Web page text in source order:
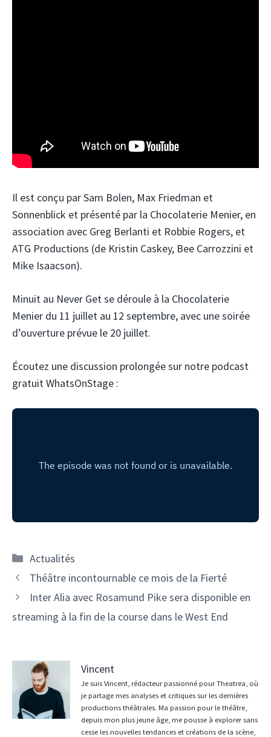
Il est conçu par Sam Bolen, Max Friedman et
Sonnenblick et présenté par la Chocolaterie Menier, en
association avec Greg Berlanti et Robbie Rogers, et
ATG Productions (de Kristin Caskey, Bee Carrozzini et
Mike Isaacson).
Minuit au Never Get se déroule à la Chocolaterie
Menier du 11 juillet au 12 septembre, avec une soirée
d’ouverture prévue le 20 juillet.
Écoutez une discussion prolongée sur notre podcast
gratuit WhatsOnStage :
Catégories
Actualités
Théâtre incontournable ce mois de la Fierté
Inter Alia avec Rosamund Pike sera disponible en
streaming à la fin de la course dans le West End
Vincent
Je suis Vincent, rédacteur passionné pour Theatrea, où
je partage mes analyses et critiques sur les dernières
productions théâtrales. Ma passion pour le théâtre,
depuis mon plus jeune âge, me pousse à explorer sans
cesse les nouvelles tendances et créations de la scène,